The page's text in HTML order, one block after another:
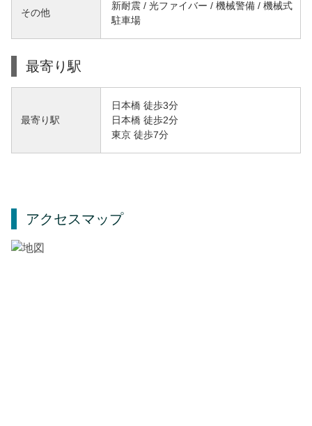
その他
新耐震 / 光ファイバー / 機械警備 / 機械式
駐車場
最寄り駅
最寄り駅
日本橋 徒歩3分
日本橋 徒歩2分
東京 徒歩7分
アクセスマップ